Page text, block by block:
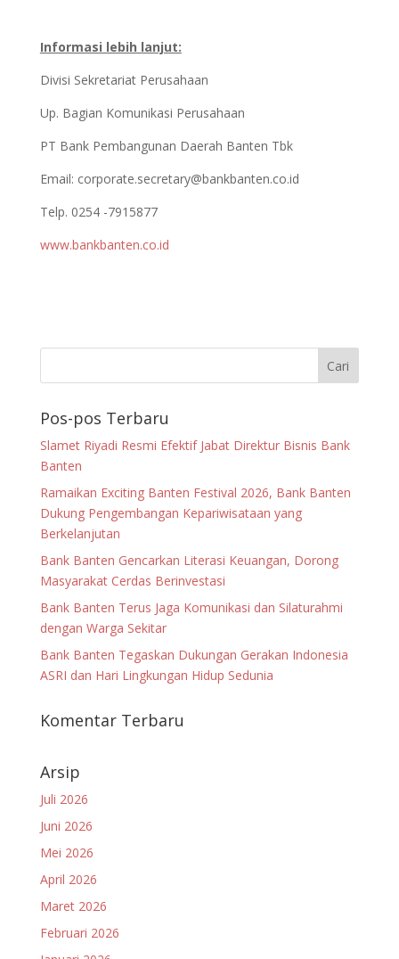
Informasi lebih lanjut:
Divisi Sekretariat Perusahaan
Up. Bagian Komunikasi Perusahaan
PT Bank Pembangunan Daerah Banten Tbk
Email: corporate.secretary@bankbanten.co.id
Telp. 0254 -7915877
www.bankbanten.co.id
Pos-pos Terbaru
Slamet Riyadi Resmi Efektif Jabat Direktur Bisnis Bank
Banten
Ramaikan Exciting Banten Festival 2026, Bank Banten
Dukung Pengembangan Kepariwisataan yang
Berkelanjutan
Bank Banten Gencarkan Literasi Keuangan, Dorong
Masyarakat Cerdas Berinvestasi
Bank Banten Terus Jaga Komunikasi dan Silaturahmi
dengan Warga Sekitar
Bank Banten Tegaskan Dukungan Gerakan Indonesia
ASRI dan Hari Lingkungan Hidup Sedunia
Komentar Terbaru
Arsip
Juli 2026
Juni 2026
Mei 2026
April 2026
Maret 2026
Februari 2026